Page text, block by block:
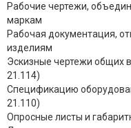
Рабочие чертежи,
маркам
Рабочая документация,
изделиям
Эскизные чертежи общих
21.114)
Спецификацию
21.110)
Опросные листы и